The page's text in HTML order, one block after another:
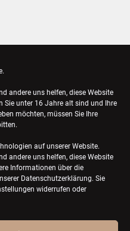
andere uns helfen, diese Website
Sie unter 16 Jahre alt sind und Ihre
möchten, müssen Sie Ihre
auf unserer Website.
andere uns helfen, diese Website
Informationen über die
Datenschutzerklärung. Sie
widerrufen oder